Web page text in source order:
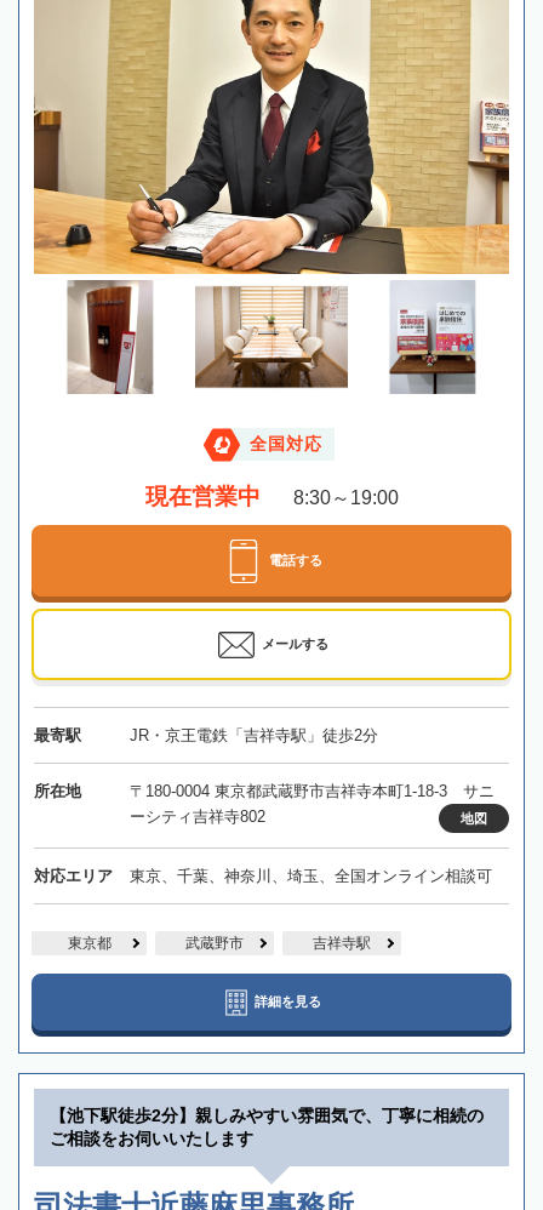
全国対応
現在営業中 8:30～19:00
電話する
メールする
最寄駅 JR・京王電鉄「吉祥寺駅」徒歩2分
所在地
〒180-0004 東京都武蔵野市吉祥寺本町1-18-3 サニ
ーシティ吉祥寺802
地図
対応エリア 東京、千葉、神奈川、埼玉、全国オンライン相談可
東京都 武蔵野市 吉祥寺駅
詳細を見る
【池下駅徒歩2分】親しみやすい雰囲気で、丁寧に相続の
ご相談をお伺いいたします